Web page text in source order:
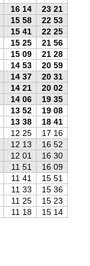
16 14 23 21
15 58 22 53
15 41 22 25
15 25 21 56
15 09 21 28
14 53 20 59
14 37 20 31
14 21 20 02
14 06 19 35
13 52 19 08
13 38 18 41
12 25 17 16
12 13 16 52
12 01 16 30
11 51 16 09
11 41 15 51
11 33 15 36
11 25 15 23
11 18 15 14